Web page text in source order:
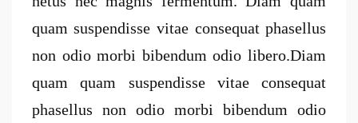
quam suspendisse vitae consequat phasellus
non odio morbi bibendum odio libero.Diam
quam quam suspendisse vitae consequat
phasellus non odio morbi bibendum odio